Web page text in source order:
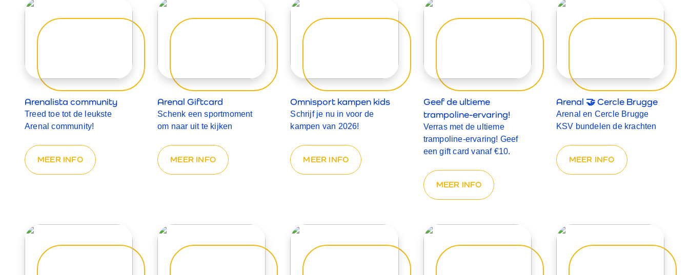
Arenalista community
Treed toe tot de leukste
Arenal community!
MEER INFO
Arenal Giftcard
Schenk een sportmoment
om naar uit te kijken
MEER INFO
Omnisport kampen kids
Schrijf je nu in voor de
kampen van 2026!
MEER INFO
Geef de ultieme
trampoline-ervaring!
Verras met de ultieme
trampoline-ervaring! Geef
een gift card vanaf €10.
MEER INFO
Arenal 🤝 Cercle Brugge
Arenal en Cercle Brugge
KSV bundelen de krachten
MEER INFO